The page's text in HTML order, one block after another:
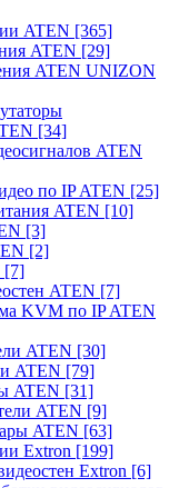
ATEN [365]
ATEN [29]
ATEN UNIZON
[34]
ATEN
по IP ATEN [25]
ATEN [10]
[3]
[2]
[7]
ATEN [7]
KVM по IP ATEN
ATEN [30]
ATEN [79]
ATEN [31]
ATEN [9]
ATEN [63]
Extron [199]
Extron [6]